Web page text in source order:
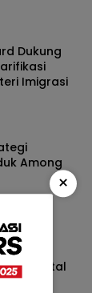
Dukung
Imigrasi
Among
Total
×